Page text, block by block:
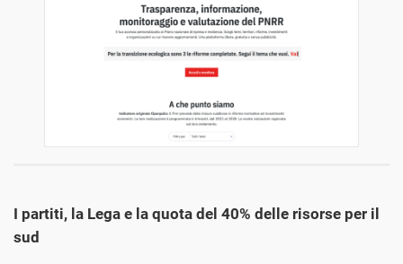
I partiti, la Lega e la quota del 40% delle risorse per il
sud